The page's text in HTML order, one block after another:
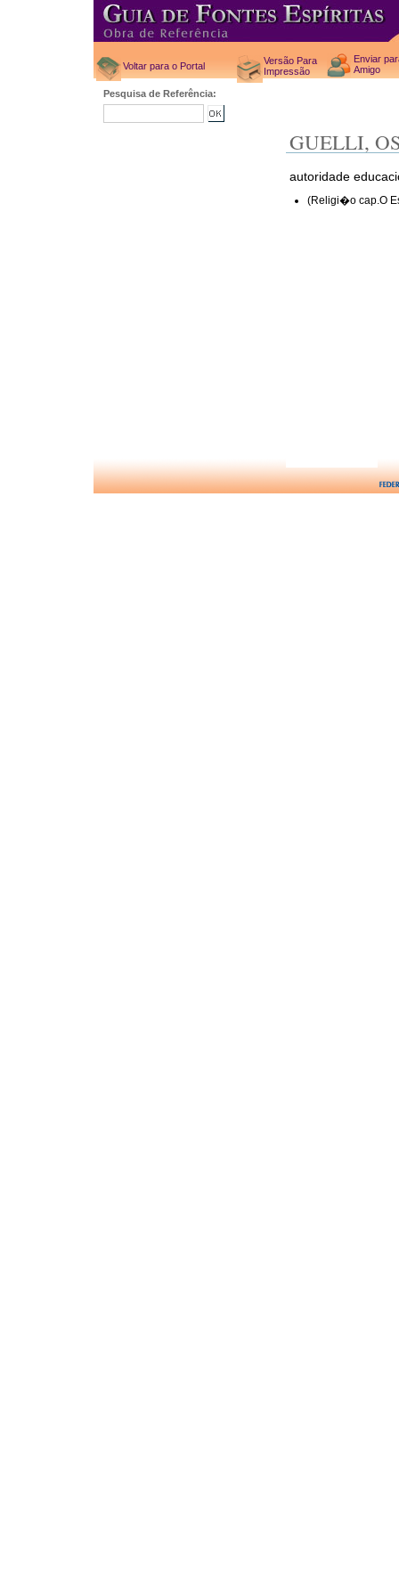
Voltar para o Portal
Versão Para
Impressão
Enviar
Amigo
Pesquisa de Referência:
GUELLI,
autoridade
(Religi�o cap.O